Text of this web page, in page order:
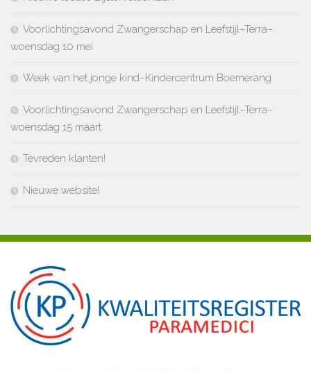
Voorlichtingsavond Zwangerschap en Leefstijl–Terra–
woensdag 10 mei
Week van het jonge kind–Kindercentrum Boemerang
Voorlichtingsavond Zwangerschap en Leefstijl–Terra–
woensdag 15 maart
Tevreden klanten!
Nieuwe website!